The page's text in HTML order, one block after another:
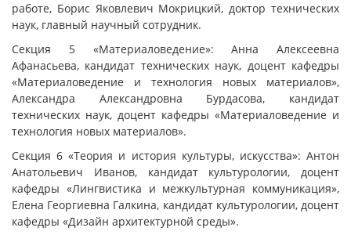
работе, Борис Яковлевич Мокрицкий, доктор технических
наук, главный научный сотрудник.
Секция 5 «Материаловедение»: Анна Алексеевна
Афанасьева, кандидат технических наук, доцент кафедры
«Материаловедение и технология новых материалов»,
Александра Александровна Бурдасова, кандидат
технических наук, доцент кафедры «Материаловедение и
технология новых материалов».
Секция 6 «Теория и история культуры, искусства»: Антон
Анатольевич Иванов, кандидат культурологии, доцент
кафедры «Лингвистика и межкультурная коммуникация»,
Елена Георгиевна Галкина, кандидат культурологии, доцент
кафедры «Дизайн архитектурной среды».